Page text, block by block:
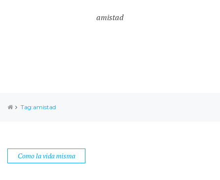
amistad
Tag:amistad
Como la vida misma